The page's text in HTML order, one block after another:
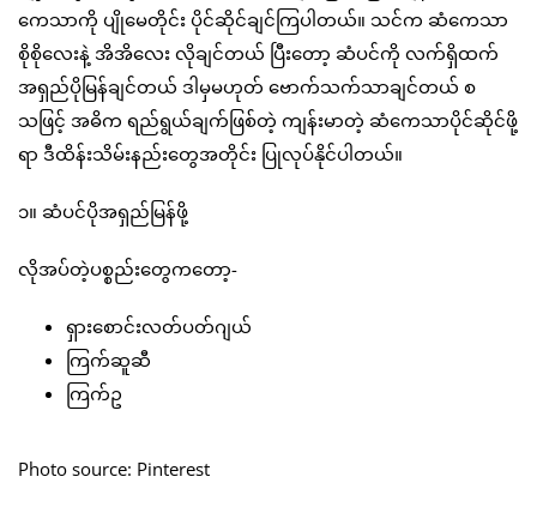
ကေသာကို ပျိုမေတိုင်း ပိုင်ဆိုင်ချင်ကြပါတယ်။ သင်က ဆံကေသာ
စိုစိုလေးနဲ့ အိအိလေး လိုချင်တယ် ပြီးတော့ ဆံပင်ကို လက်ရှိထက်
အရှည်ပိုမြန်ချင်တယ် ဒါမှမဟုတ် ဗောက်သက်သာချင်တယ် စ
သဖြင့် အဓိက ရည်ရွယ်ချက်ဖြစ်တဲ့ ကျန်းမာတဲ့ ဆံကေသာပိုင်ဆိုင်ဖို့
ရာ ဒီထိန်းသိမ်းနည်းတွေအတိုင်း ပြုလုပ်နိုင်ပါတယ်။
၁။ ဆံပင်ပိုအရှည်မြန်ဖို့
လိုအပ်တဲ့ပစ္စည်းတွေကတော့-
ရှားစောင်းလတ်ပတ်ဂျယ်
ကြက်ဆူဆီ
ကြက်ဥ
Photo source: Pinterest